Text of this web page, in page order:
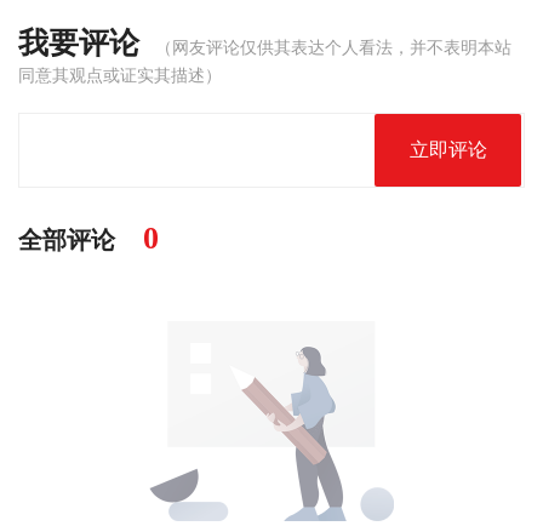
我要评论
（网友评论仅供其表达个人看法，并不表明本站
同意其观点或证实其描述）
立即评论
全部评论 0